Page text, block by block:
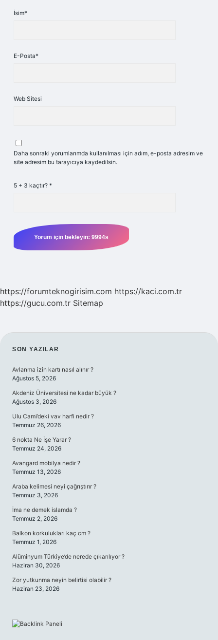
İsim*
E-Posta*
Web Sitesi
Daha sonraki yorumlarımda kullanılması için adım, e-posta adresim ve
site adresim bu tarayıcıya kaydedilsin.
5 + 3 kaçtır? *
https://forumteknogirisim.com https://kaci.com.tr
https://gucu.com.tr Sitemap
SIDEBAR
SON YAZILAR
Avlanma izin kartı nasıl alınır ?
Ağustos 5, 2026
Akdeniz Üniversitesi ne kadar büyük ?
Ağustos 3, 2026
Ulu Cami’deki vav harfi nedir ?
Temmuz 26, 2026
6 nokta Ne İşe Yarar ?
Temmuz 24, 2026
Avangard mobilya nedir ?
Temmuz 13, 2026
Araba kelimesi neyi çağrıştırır ?
Temmuz 3, 2026
İma ne demek islamda ?
Temmuz 2, 2026
Balkon korkulukları kaç cm ?
Temmuz 1, 2026
Alüminyum Türkiye’de nerede çıkarılıyor ?
Haziran 30, 2026
Zor yutkunma neyin belirtisi olabilir ?
Haziran 23, 2026